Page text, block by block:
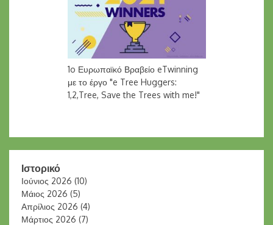
1o Ευρωπαϊκό Βραβείο eTwinning
με το έργο "e Tree Huggers:
1,2,Tree, Save the Trees with me!"
Ιστορικό
Ιούνιος 2026 (10)
Μάιος 2026 (5)
Απρίλιος 2026 (4)
Μάρτιος 2026 (7)